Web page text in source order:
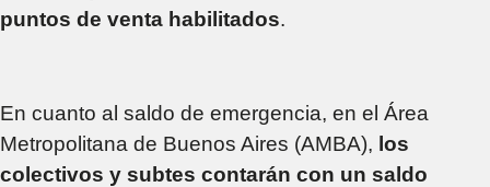
puntos de venta habilitados.
En cuanto al saldo de emergencia, en el Área
Metropolitana de Buenos Aires (AMBA), los
colectivos y subtes contarán con un saldo